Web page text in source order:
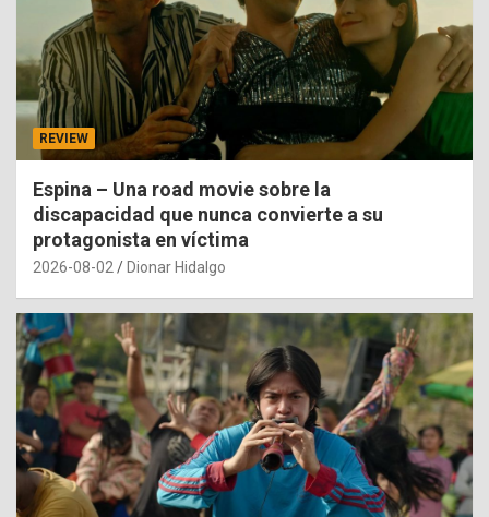
REVIEW
Espina – Una road movie sobre la
discapacidad que nunca convierte a su
protagonista en víctima
2026-08-02 Dionar Hidalgo